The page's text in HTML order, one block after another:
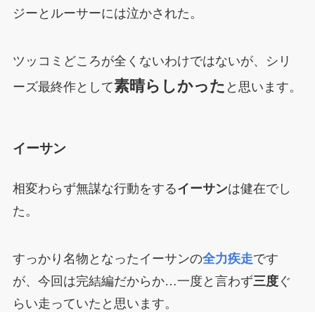
ジーとルーサーには泣かされた。
ツッコミどころが全くないわけではないが、シリ
ーズ最終作として素晴らしかった と思います。
イーサン
相変わらず無謀な行動をするイーサンは健在でし
た。
すっかり名物となったイーサンの全力疾走です
が、今回は完結編だからか…一度と言わず三度ぐ
らい走っていたと思います。